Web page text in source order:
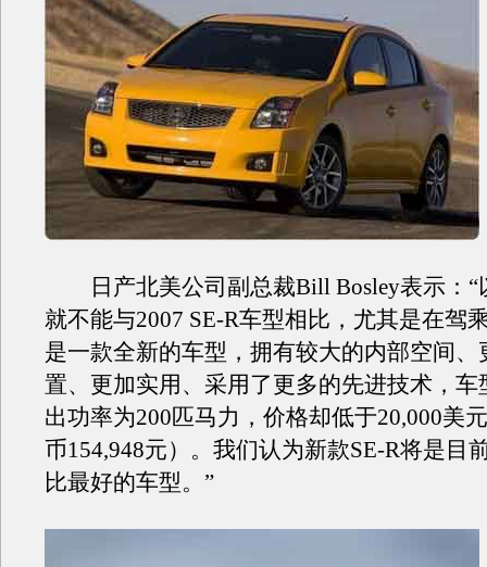
日产北美公司副总裁Bill Bosley表示：“
就不能与2007 SE-R车型相比，尤其是在驾
是一款全新的车型，拥有较大的内部空间、
置、更加实用、采用了更多的先进技术，车
出功率为200匹马力，价格却低于20,000美
币154,948元）。我们认为新款SE-R将是目
比最好的车型。”